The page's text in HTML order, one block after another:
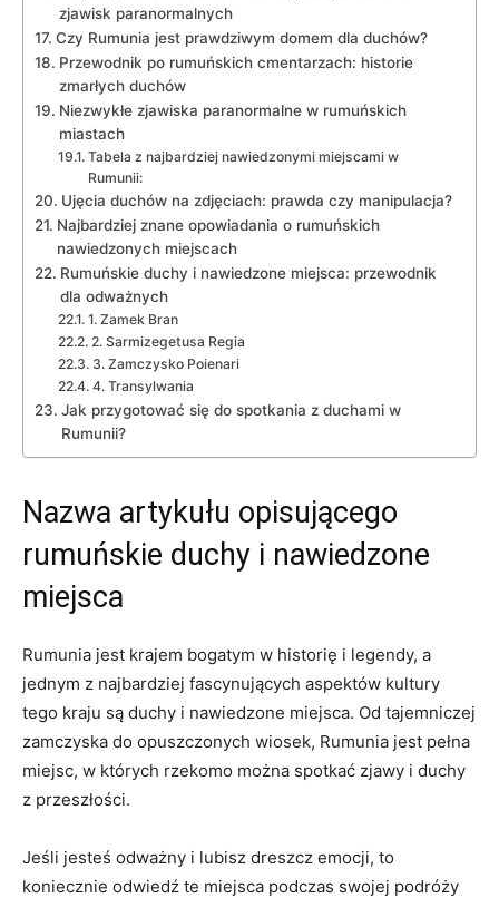
zjawisk paranormalnych
Czy Rumunia jest prawdziwym domem dla duchów?
Przewodnik po rumuńskich cmentarzach:​ historie⁤
zmarłych duchów
Niezwykłe zjawiska paranormalne w rumuńskich
miastach
Tabela z⁢ najbardziej nawiedzonymi miejscami w
Rumunii:
Ujęcia ‌duchów na​ zdjęciach: prawda czy manipulacja?
Najbardziej znane opowiadania‌ o rumuńskich
nawiedzonych miejscach
Rumuńskie duchy i nawiedzone miejsca:⁤ przewodnik
dla odważnych
1. Zamek Bran
2.‌ Sarmizegetusa Regia
3. Zamczysko Poienari
4. Transylwania
Jak przygotować się do spotkania z duchami w
Rumunii?
Nazwa artykułu opisującego
rumuńskie ‌duchy i nawiedzone
miejsca
Rumunia jest⁢ krajem⁢ bogatym w historię i legendy, a
jednym z najbardziej fascynujących aspektów kultury
tego kraju są ​duchy i nawiedzone miejsca. Od tajemniczej
zamczyska do opuszczonych wiosek, Rumunia jest pełna
miejsc,⁢ w których rzekomo można spotkać zjawy ‌i⁣ duchy
z przeszłości.
Jeśli jesteś odważny i lubisz dreszcz emocji, to
koniecznie odwiedź te miejsca podczas swojej podróży